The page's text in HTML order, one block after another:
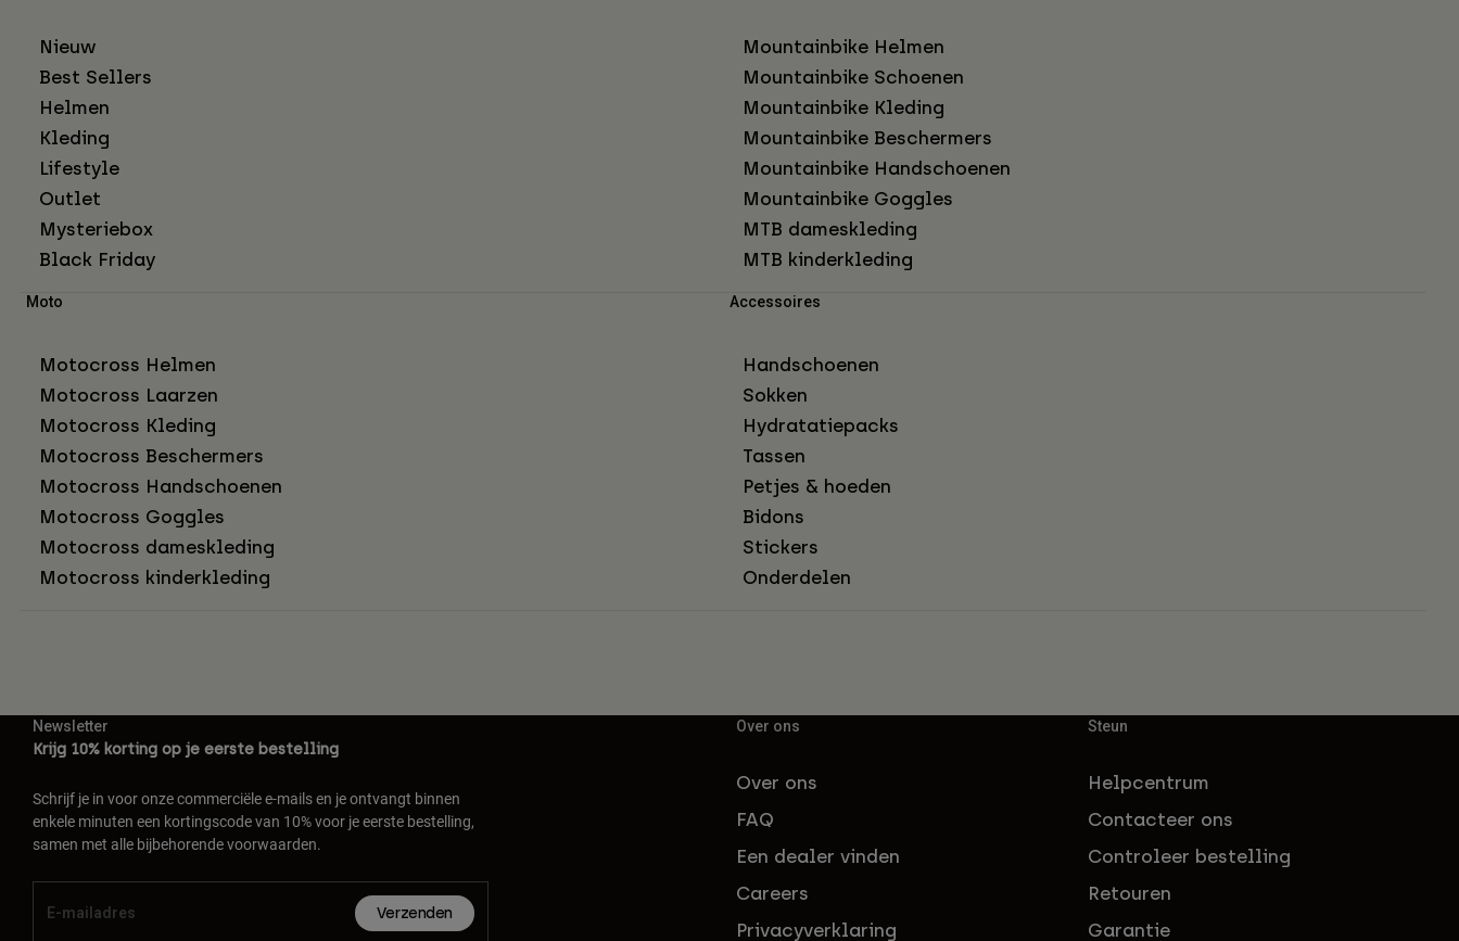
Nieuw
Best Sellers
Helmen
Kleding
Lifestyle
Outlet
Mysteriebox
Black Friday
Mountainbike Helmen
Mountainbike Schoenen
Mountainbike Kleding
Mountainbike Beschermers
Mountainbike Handschoenen
Mountainbike Goggles
MTB dameskleding
MTB kinderkleding
Moto
Motocross Helmen
Motocross Laarzen
Motocross Kleding
Motocross Beschermers
Motocross Handschoenen
Motocross Goggles
Motocross dameskleding
Motocross kinderkleding
Accessoires
Handschoenen
Sokken
Hydratatiepacks
Tassen
Petjes & hoeden
Bidons
Stickers
Onderdelen
Newsletter
Krijg 10% korting op je eerste bestelling
Schrijf je in voor onze commerciële e-mails en je ontvangt binnen
enkele minuten een kortingscode van 10% voor je eerste bestelling,
samen met alle bijbehorende voorwaarden.
Verzenden
Over ons
Over ons
FAQ
Een dealer vinden
Careers
Privacyverklaring
Steun
Helpcentrum
Contacteer ons
Controleer bestelling
Retouren
Garantie